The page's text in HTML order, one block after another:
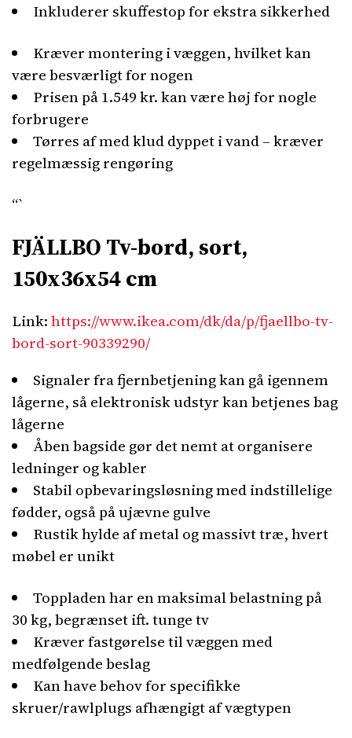
Inkluderer skuffestop for ekstra sikkerhed
Kræver montering i væggen, hvilket kan
være besværligt for nogen
Prisen på 1.549 kr. kan være høj for nogle
forbrugere
Tørres af med klud dyppet i vand – kræver
regelmæssig rengøring
“`
FJÄLLBO Tv-bord, sort,
150x36x54 cm
Link:https://www.ikea.com/dk/da/p/fjaellbo-tv-
bord-sort-90339290/
Signaler fra fjernbetjening kan gå igennem
lågerne, så elektronisk udstyr kan betjenes bag
lågerne
Åben bagside gør det nemt at organisere
ledninger og kabler
Stabil opbevaringsløsning med indstillelige
fødder, også på ujævne gulve
Rustik hylde af metal og massivt træ, hvert
møbel er unikt
Toppladen har en maksimal belastning på
30 kg, begrænset ift. tunge tv
Kræver fastgørelse til væggen med
medfølgende beslag
Kan have behov for specifikke
skruer/rawlplugs afhængigt af vægtypen